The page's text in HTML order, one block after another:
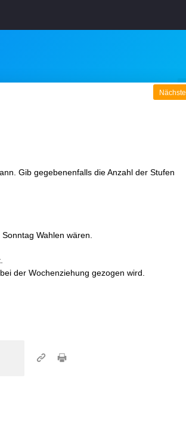
Nächste
Gib gegebenenfalls die Anzahl der Stufen
Wahlen wären.
der Wochenziehung gezogen wird.